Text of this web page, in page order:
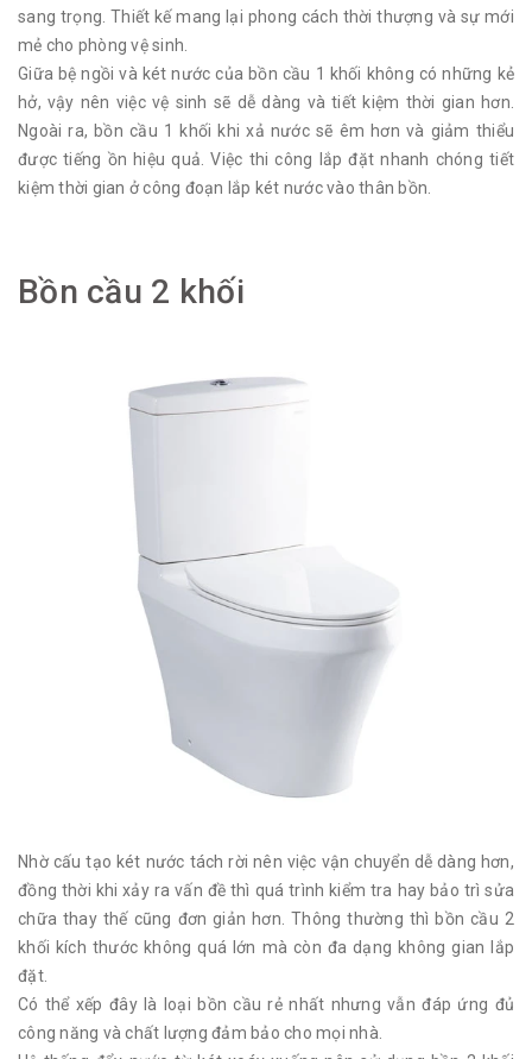
sang trọng. Thiết kế mang lại phong cách thời thượng và sự mới
mẻ cho phòng vệ sinh.
Giữa bệ ngồi và két nước của bồn cầu 1 khối không có những kẻ
hở, vậy nên việc vệ sinh sẽ dễ dàng và tiết kiệm thời gian hơn.
Ngoài ra, bồn cầu 1 khối khi xả nước sẽ êm hơn và giảm thiểu
được tiếng ồn hiệu quả. Việc thi công lắp đặt nhanh chóng tiết
kiệm thời gian ở công đoạn lắp két nước vào thân bồn.
Bồn cầu 2 khối
Nhờ cấu tạo két nước tách rời nên việc vận chuyển dễ dàng hơn,
đồng thời khi xảy ra vấn đề thì quá trình kiểm tra hay bảo trì sửa
chữa thay thế cũng đơn giản hơn. Thông thường thì bồn cầu 2
khối kích thước không quá lớn mà còn đa dạng không gian lắp
đặt.
Có thể xếp đây là loại bồn cầu rẻ nhất nhưng vẫn đáp ứng đủ
công năng và chất lượng đảm bảo cho mọi nhà.